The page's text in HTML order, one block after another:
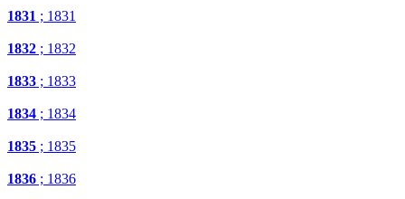
1831 ; 1831
1832 ; 1832
1833 ; 1833
1834 ; 1834
1835 ; 1835
1836 ; 1836